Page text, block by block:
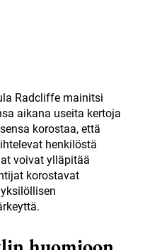
Radcliffe mainitsi
aikana useita kertoja
korostaa, että
henkilöstä
voivat ylläpitää
korostavat